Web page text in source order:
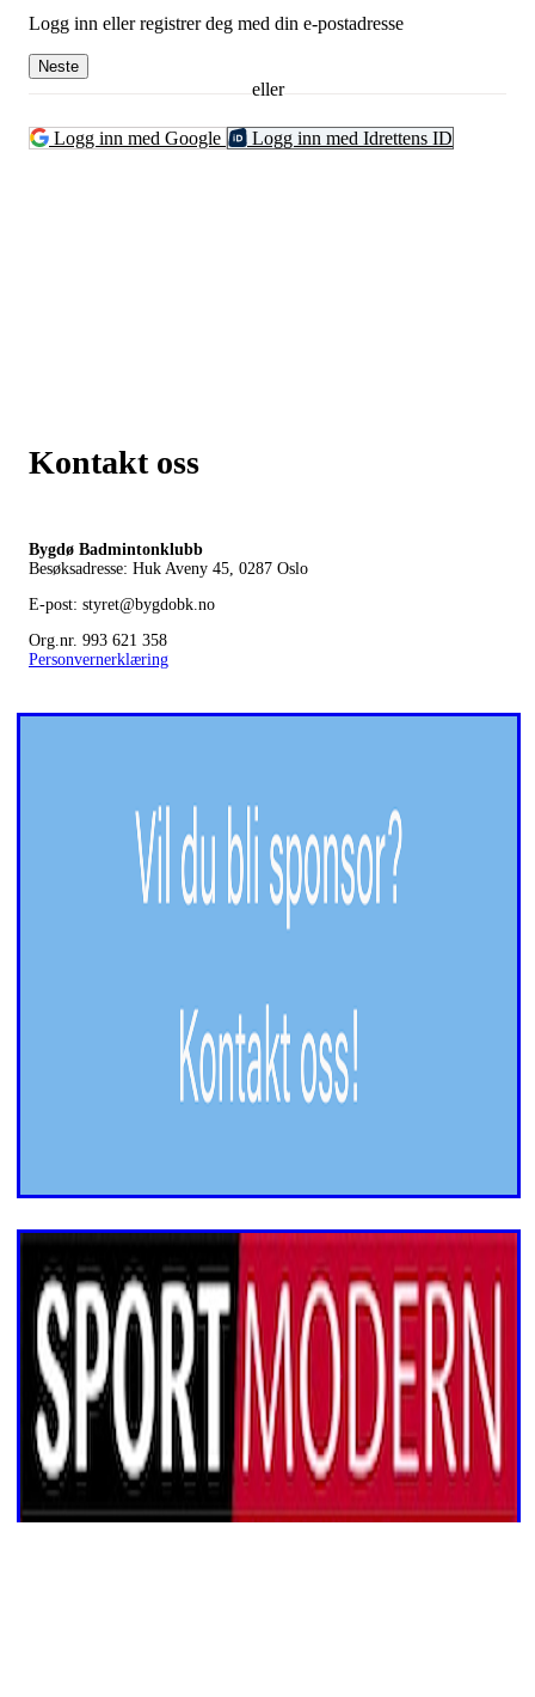
Logg inn eller registrer deg med din e-postadresse
Neste
eller
Logg inn med Google Logg inn med Idrettens ID
Kontakt oss
Bygdø Badmintonklubb
Besøksadresse: Huk Aveny 45, 0287 Oslo
E-post: styret@bygdobk.no
Org.nr. 993 621 358
Personvernerklæring